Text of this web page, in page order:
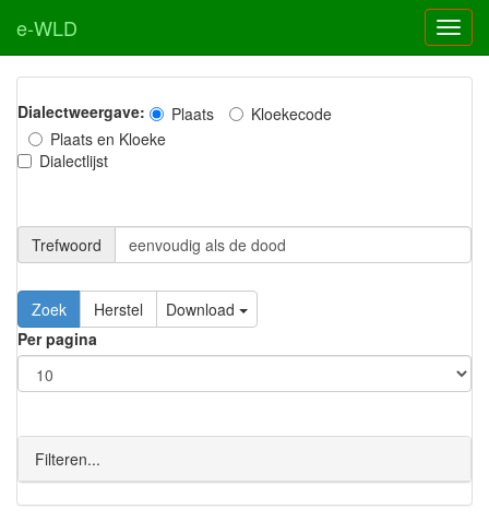
e-WLD
Dialectweergave: Plaats
Kloekecode
Plaats en Kloeke
Dialectlijst
Trefwoord
Download
Per pagina
Filteren...